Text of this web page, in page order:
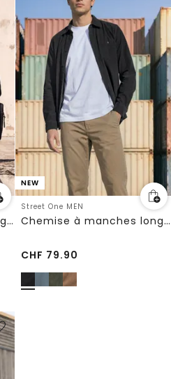
Chemise à manches longues en popeline imprimée
NEW
Street One MEN
Chemise à manches longues en velours côtelé uni
CHF 79.90